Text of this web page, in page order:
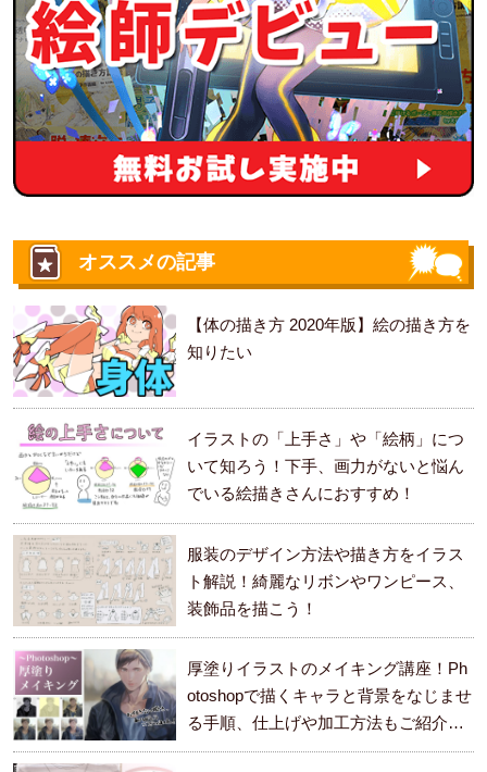
オススメの記事
【体の描き方 2020年版】絵の描き方を
知りたい
イラストの「上手さ」や「絵柄」につ
いて知ろう！下手、画力がないと悩ん
でいる絵描きさんにおすすめ！
服装のデザイン方法や描き方をイラス
ト解説！綺麗なリボンやワンピース、
装飾品を描こう！
厚塗りイラストのメイキング講座！Ph
otoshopで描くキャラと背景をなじませ
る手順、仕上げや加工方法もご紹介し
ます。